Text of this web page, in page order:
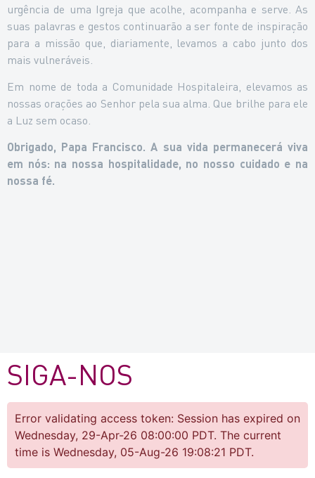
urgência de uma Igreja que acolhe, acompanha e serve. As
suas palavras e gestos continuarão a ser fonte de inspiração
para a missão que, diariamente, levamos a cabo junto dos
mais vulneráveis.
Em nome de toda a Comunidade Hospitaleira, elevamos as
nossas orações ao Senhor pela sua alma. Que brilhe para ele
a Luz sem ocaso.
Obrigado, Papa Francisco. A sua vida permanecerá viva
em nós: na nossa hospitalidade, no nosso cuidado e na
nossa fé.
SIGA-NOS
Error validating access token: Session has expired on
Wednesday, 29-Apr-26 08:00:00 PDT. The current
time is Wednesday, 05-Aug-26 19:08:21 PDT.